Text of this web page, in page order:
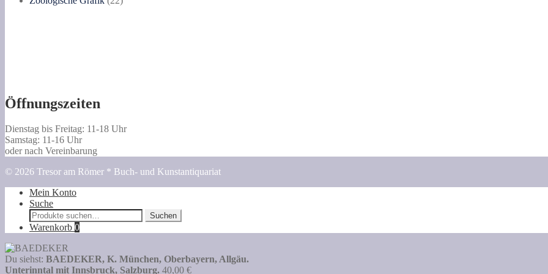
Öffnungszeiten
Dienstag bis Freitag: 11-18 Uhr
Samstag: 11-16 Uhr
oder nach Vereinbarung
© 2026 Tresor am Römer * Buch- und Kunstantiquariat
Mein Konto
Suche
Suche
nach:
Suchen
Warenkorb 0
Du siehst: BAEDEKER, K. München, Oberbayern, Allgäu.
Unterinntal mit Innsbruck, Salzburg. 40,00 €